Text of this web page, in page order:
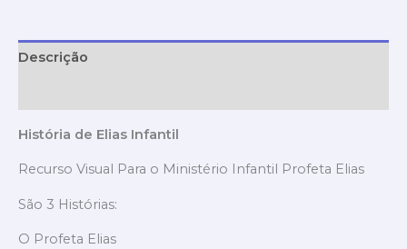
Descrição
História de Elias Infantil
Recurso Visual Para o Ministério Infantil Profeta Elias
São 3 Histórias:
O Profeta Elias